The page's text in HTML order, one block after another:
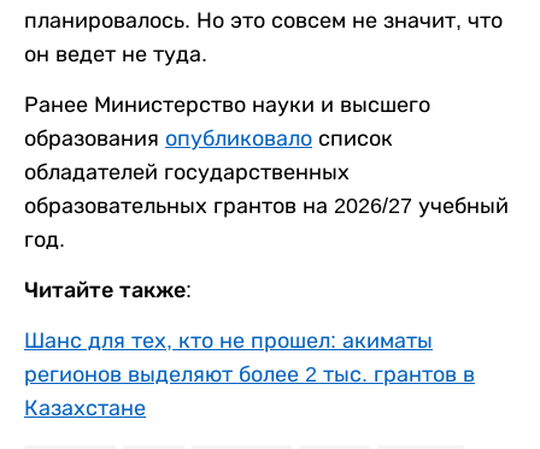
планировалось. Но это совсем не значит, что
он ведет не туда.
Ранее Министерство науки и высшего
образования опубликовало список
обладателей государственных
образовательных грантов на 2026/27 учебный
год.
Читайте также:
Шанс для тех, кто не прошел: акиматы
регионов выделяют более 2 тыс. грантов в
Казахстане